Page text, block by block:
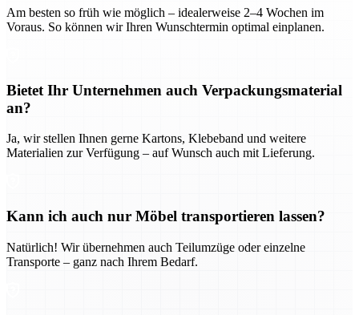
Am besten so früh wie möglich – idealerweise 2–4 Wochen im
Voraus. So können wir Ihren Wunschtermin optimal einplanen.
Bietet Ihr Unternehmen auch Verpackungsmaterial
an?
Ja, wir stellen Ihnen gerne Kartons, Klebeband und weitere
Materialien zur Verfügung – auf Wunsch auch mit Lieferung.
Kann ich auch nur Möbel transportieren lassen?
Natürlich! Wir übernehmen auch Teilumzüge oder einzelne
Transporte – ganz nach Ihrem Bedarf.